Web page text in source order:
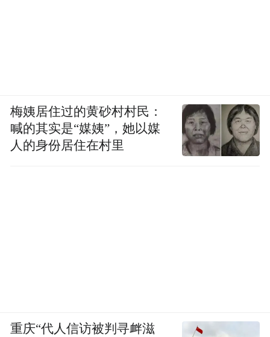
梅姨居住过的黄砂村村民：
喊的其实是“媒姨”，她以媒
人的身份居住在村里
重庆“代人信访被判寻衅滋